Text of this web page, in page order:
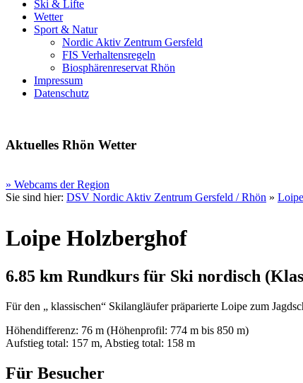
Ski & Lifte
Wetter
Sport & Natur
Nordic Aktiv Zentrum Gersfeld
FIS Verhaltensregeln
Biosphärenreservat Rhön
Impressum
Datenschutz
Aktuelles Rhön Wetter
» Webcams der Region
Sie sind hier: DSV Nordic Aktiv Zentrum Gersfeld / Rhön »
Loipe Holzberghof
6.85 km Rundkurs für Ski nordisch
Für den „ klassischen“ Skilangläufer präparierte Loipe zum
Höhendifferenz: 76 m (Höhenprofil: 774 m bis 850 m)
Aufstieg total: 157 m, Abstieg total: 158 m
Für Besucher